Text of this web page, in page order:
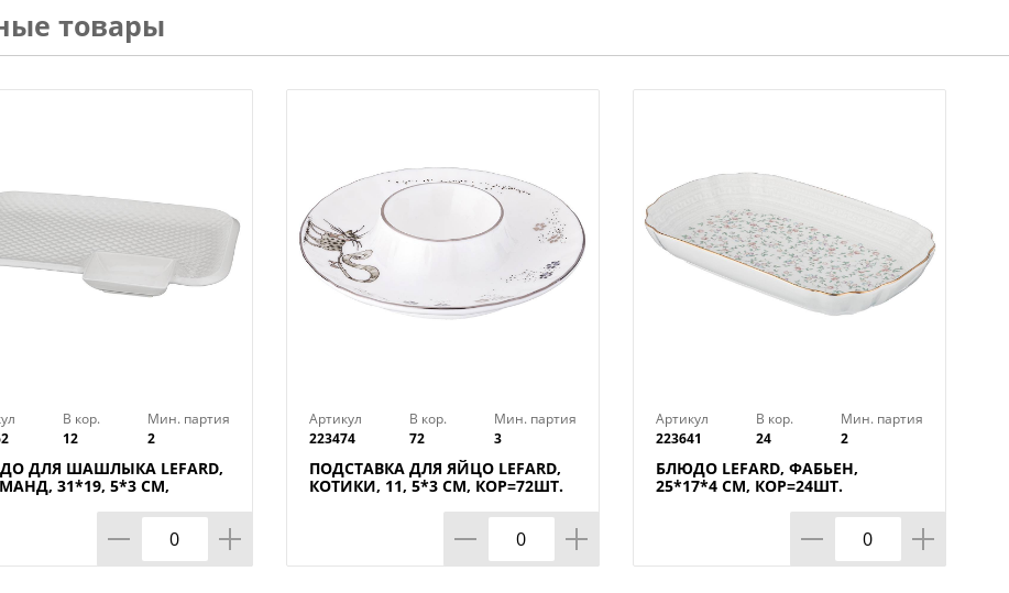
сертифицированные краски.
абсолютно безвредна для здоровья!
Блюда и этажерки из коллекции EDEN – это стильный аксессуар для вашего
интерьера! Благодаря своей универсальности и оригинальному дизайну
такая посуда займет достойное место на любом столе.
товары
В кор.
12
Мин. партия
2
ДЛЯ ШАШЛЫКА LEFARD,
31*19, 5*3 СМ,
Артикул
223474
В кор.
72
Мин. партия
3
ПОДСТАВКА ДЛЯ ЯЙЦО LEFARD,
КОТИКИ, 11, 5*3 СМ, КОР=72ШТ.
Артикул
223641
В кор.
24
Мин. партия
2
БЛЮДО LEFARD, ФАБЬЕН,
25*17*4 СМ, КОР=24ШТ.